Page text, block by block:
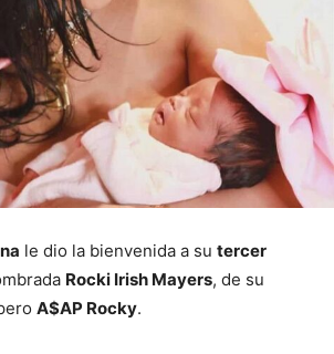
le dio la bienvenida a su tercer
Rocki Irish Mayers, de su
A$AP Rocky.